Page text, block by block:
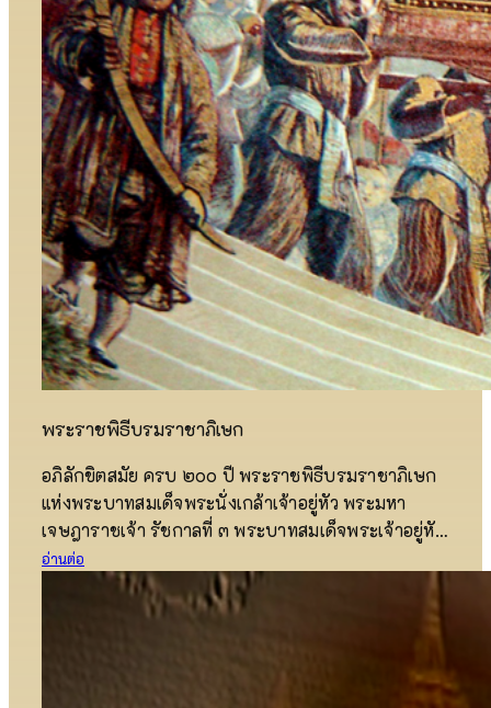
ในสมัยนั้น นอกจากนี้ ยังโปรดเกล้าฯ ให้รับราชการ
ต่างพระเนตรพระกรรณด้วย ในด้านเศรษฐกิจ
ของชาติ กรมหมื่นเจษฎบดินทร์ ทรงพระปรีชาสามารถ
ในการพาณิชย์อย่างยิ่ง ทรงจัดสำเภาไปค้าขายกับต่าง
ประเทศ โดยเฉพาะกับจีน ทำให้ประเทศไทยมีรายได้
จากการค้ากับต่างประเทศสูงมาก อีกทั้งยังริเริ่มตั้ง
ระบบเก็บภาษีแบบเจ้าภาษีนายอากร คือมีตัวแทนเก็บ
ภาษีเข้าสู่ท้องพระคลังเป็นจำนวนมาก […]
พระราชพิธีบรมราชาภิเษก
อภิลักขิตสมัย ครบ ๒๐๐ ปี พระราชพิธีบรมราชาภิเษก
แห่งพระบาทสมเด็จพระนั่งเกล้าเจ้าอยู่หัว พระมหา
เจษฎาราชเจ้า รัชกาลที่ ๓ พระบาทสมเด็จพระเจ้าอยู่หัว
มีพระบรมราชโองการโปรดเกล้าโปรดกระหม่อม
พระราชทานพระบรมราชูปถัมภ์ เนื่องในการบำเพ็ญ
พระราชกุศลเนื่องในอภิลักขิต ครบ ๒๐๐ ปี แห่งพระ
ราชพิธีบรมราชาภิเษกพระบาทสมเด็จพระนั่งเกล้าเจ้า
อยู่หัว พระมหาเจษฎาราชเจ้า รัชกาลที่ ๓ แห่งพระบรม
ราชจักรีวงศ์ ณ พระอารามหลวงประจำพระองค์ วัดราช
อ่านต่อ